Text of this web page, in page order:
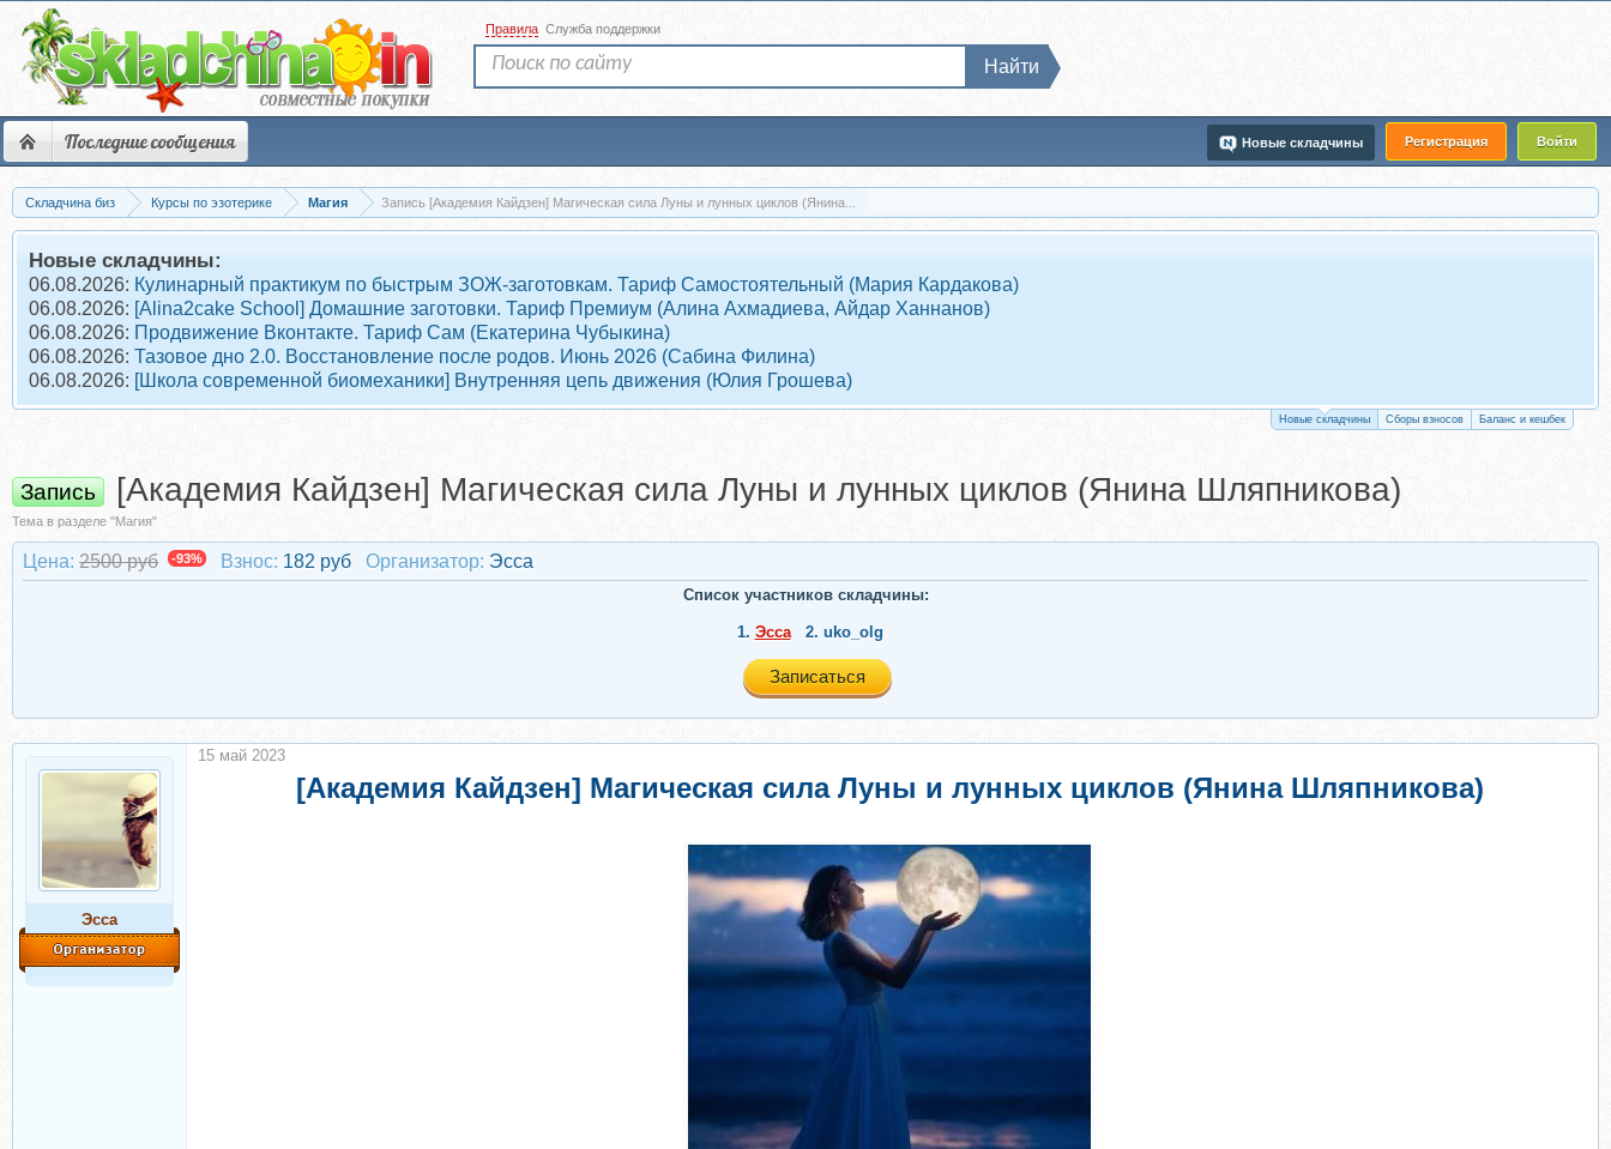
Последние сообщения Регистрация Войти
Новые складчины
Правила Служба поддержки
Найти
Складчина биз Курсы по эзотерике Магия Запись [Академия Кайдзен] Магическая сила Луны и лунных циклов (Янина...
Новые складчины:
06.08.2026: Кулинарный практикум по быстрым ЗОЖ-заготовкам. Тариф Самостоятельный (Мария Кардакова)
06.08.2026: [Alina2cake School] Домашние заготовки. Тариф Премиум (Алина Ахмадиева, Айдар Ханнанов)
06.08.2026: Продвижение Вконтакте. Тариф Сам (Екатерина Чубыкина)
06.08.2026: Тазовое дно 2.0. Восстановление после родов. Июнь 2026 (Сабина Филина)
06.08.2026: [Школа современной биомеханики] Внутренняя цепь движения (Юлия Грошева)
Новые складчины Сборы взносов Баланс и кешбек
Запись [Академия Кайдзен] Магическая сила Луны и лунных циклов (Янина Шляпникова)
Тема в разделе "Магия"
Цена: 2500 руб -93% Взнос: 182 руб Организатор: Эсса
Список участников складчины:
1. Эсса 2. uko_olg
Записаться
Эсса
[Академия Кайдзен] Магическая сила Луны и лунных циклов (Янина Шляпникова)
15 май 2023